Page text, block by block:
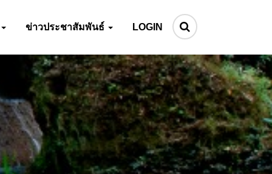
ข่าวประชาสัมพันธ์ LOGIN